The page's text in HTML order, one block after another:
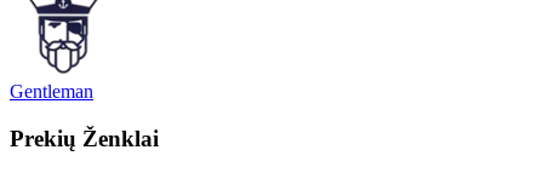
Gentleman
Prekių Ženklai